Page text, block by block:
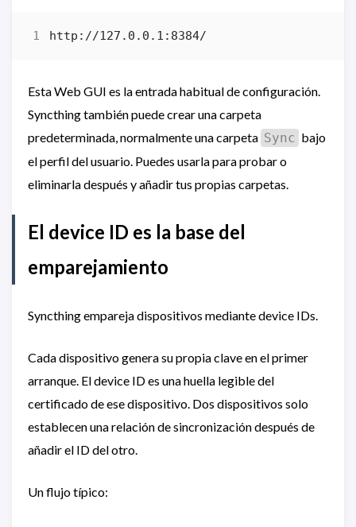
Esta Web GUI es la entrada habitual de configuración.
Syncthing también puede crear una carpeta
predeterminada, normalmente una carpeta Sync bajo
el perfil del usuario. Puedes usarla para probar o
eliminarla después y añadir tus propias carpetas.
El device ID es la base del
emparejamiento
Syncthing empareja dispositivos mediante device IDs.
Cada dispositivo genera su propia clave en el primer
arranque. El device ID es una huella legible del
certificado de ese dispositivo. Dos dispositivos solo
establecen una relación de sincronización después de
añadir el ID del otro.
Un flujo típico: